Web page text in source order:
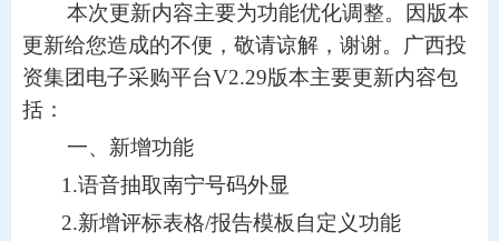
本次更新内容主要为功能优化调整。因版本
更新给您造成的不便，敬请谅解，谢谢。广西投
资集团电子采购平台V2.29版本主要更新内容包
括：
一、 新增功能
1.语音抽取南宁号码外显
2.新增评标表格/报告模板自定义功能